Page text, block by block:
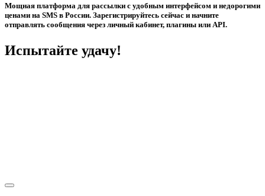
Мощная платформа для рассылки с удобным интерфейсом и недорогими
ценами на SMS в России. Зарегистрируйтесь сейчас и начните
отправлять сообщения через личный кабинет, плагины или API.
Испытайте удачу!